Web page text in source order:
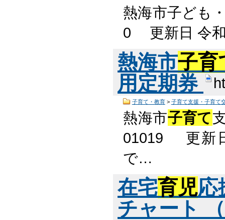
熱海市子ども
0 更新日 令
熱海市子育
用定期券
子育て・教育> 子育て支援・子育て
熱海市子育て
01019 更新
で…
在宅育児応
チャート